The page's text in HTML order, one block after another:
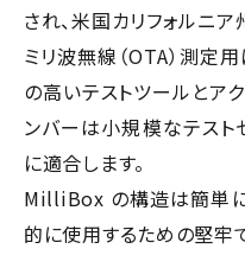
され、米国カリフォルニ
ミリ波無線（OTA）測定
の高いテストツールとア
ンバーは小規模なテスト
に適合します。
MilliBox の構造は簡単に
的に使用するための堅牢